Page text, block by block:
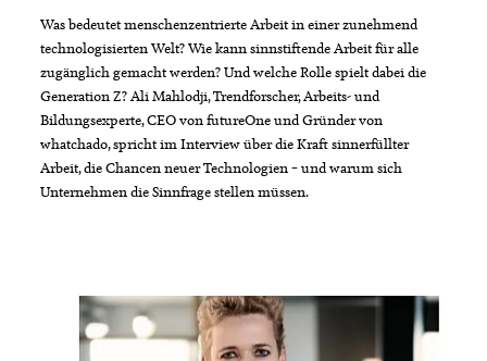
Was bedeutet menschenzentrierte Arbeit in einer zunehmend
technologisierten Welt? Wie kann sinnstiftende Arbeit für alle
zugänglich gemacht werden? Und welche Rolle spielt dabei die
Generation Z? Ali Mahlodji, Trendforscher, Arbeits- und
Bildungsexperte, CEO von futureOne und Gründer von
whatchado, spricht im Interview über die Kraft sinnerfüllter
Arbeit, die Chancen neuer Technologien – und warum sich
Unternehmen die Sinnfrage stellen müssen.